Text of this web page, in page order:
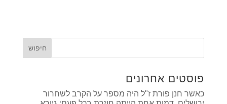
פוסטים אחרונים
כאשר חנן פורת ז"ל היה מספר על הקרב לשחרור